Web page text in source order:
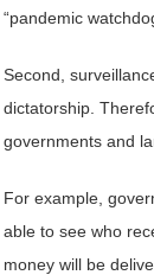
“pandemic
Second,
dictatorship.
governments and
For example,
able to see who
money will be